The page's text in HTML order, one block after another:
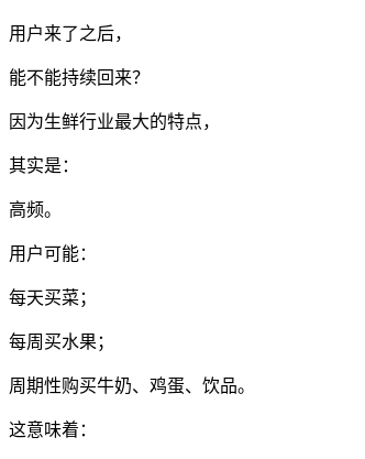
用户来了之后，
能不能持续回来？
因为生鲜行业最大的特点，
其实是：
高频。
用户可能：
每天买菜；
每周买水果；
周期性购买牛奶、鸡蛋、饮品。
这意味着：